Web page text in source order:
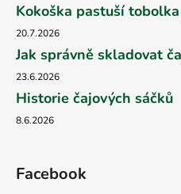
Kokoška pastuší tobolka
20.7.2026
Jak správně skladovat
23.6.2026
Historie čajových sáčků
8.6.2026
Facebook